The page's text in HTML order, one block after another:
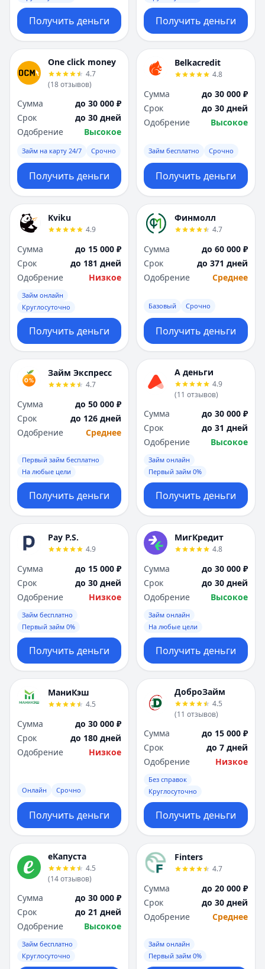
Получить деньги Получить деньги
One click money
4.7
(18отзывов)
Сумма
до 30 000 ₽
Срок
до 30 дней
Одобрение
Высокое
Займ на карту 24/7 Срочно
Получить деньги
Belkacredit
4.8
Сумма
до 30 000 ₽
Срок
до 30 дней
Одобрение
Высокое
Займ бесплатно Срочно
Получить деньги
Kviku
4.9
Сумма
до 15 000 ₽
Срок
до 181 дней
Одобрение
Низкое
Займ онлайн
Круглосуточно
Получить деньги
Финмолл
4.7
Сумма
до 60 000 ₽
Срок
до 371 дней
Одобрение
Среднее
Базовый Срочно
Получить деньги
Займ Экспресс
4.7
Сумма
до 50 000 ₽
Срок
до 126 дней
Одобрение
Среднее
Первый займ бесплатно
На любые цели
Получить деньги
А деньги
4.9
(11 отзывов)
Сумма
до 30 000 ₽
Срок
до 31 дней
Одобрение
Высокое
Займ онлайн
Первый займ 0%
Получить деньги
Pay P.S.
4.9
Сумма
до 15 000 ₽
Срок
до 30 дней
Одобрение
Низкое
Займ бесплатно
Первый займ 0%
Получить деньги
МигКредит
4.8
Сумма
до 30 000 ₽
Срок
до 30 дней
Одобрение
Высокое
Займ онлайн
На любые цели
Получить деньги
МаниКэш
4.5
Сумма
до 30 000 ₽
Срок
до 180 дней
Одобрение
Низкое
Онлайн Срочно
Получить деньги
ДоброЗайм
4.5
(11 отзывов)
Сумма
до 15 000 ₽
Срок
до 7 дней
Одобрение
Низкое
Без справок
Круглосуточно
Получить деньги
еКапуста
4.5
(14отзывов)
Сумма
до 30 000 ₽
Срок
до 21 дней
Одобрение
Высокое
Займ бесплатно
Круглосуточно
Finters
4.7
Сумма
до 20 000 ₽
Срок
до 30 дней
Одобрение
Среднее
Займ онлайн
Первый займ 0%